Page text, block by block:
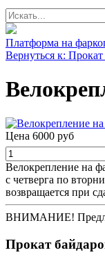
Платформа на
Вернуться к:
Цена 6000 руб
Велокрепление на
с четверга по
возвращается при
ВНИМАНИЕ!
Прокат